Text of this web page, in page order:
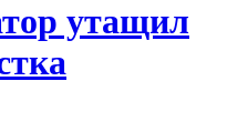
утащил